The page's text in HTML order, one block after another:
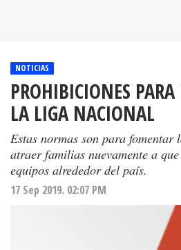
NOTICIAS
PROHIBICIONES
LA LIGA NACIONAL
Estas normas son para fomentar
atraer familias nuevamente a
equipos alrededor del país.
17 Sep 2019. 02:07 PM